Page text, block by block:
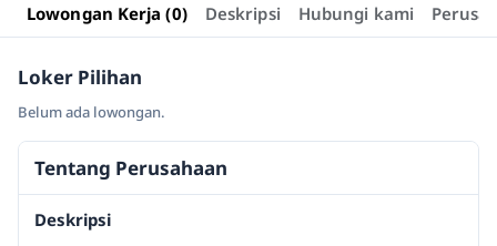
Lowongan Kerja (0) Deskripsi Hubungi kami
Loker Pilihan
Belum ada lowongan.
Tentang Perusahaan
Deskripsi